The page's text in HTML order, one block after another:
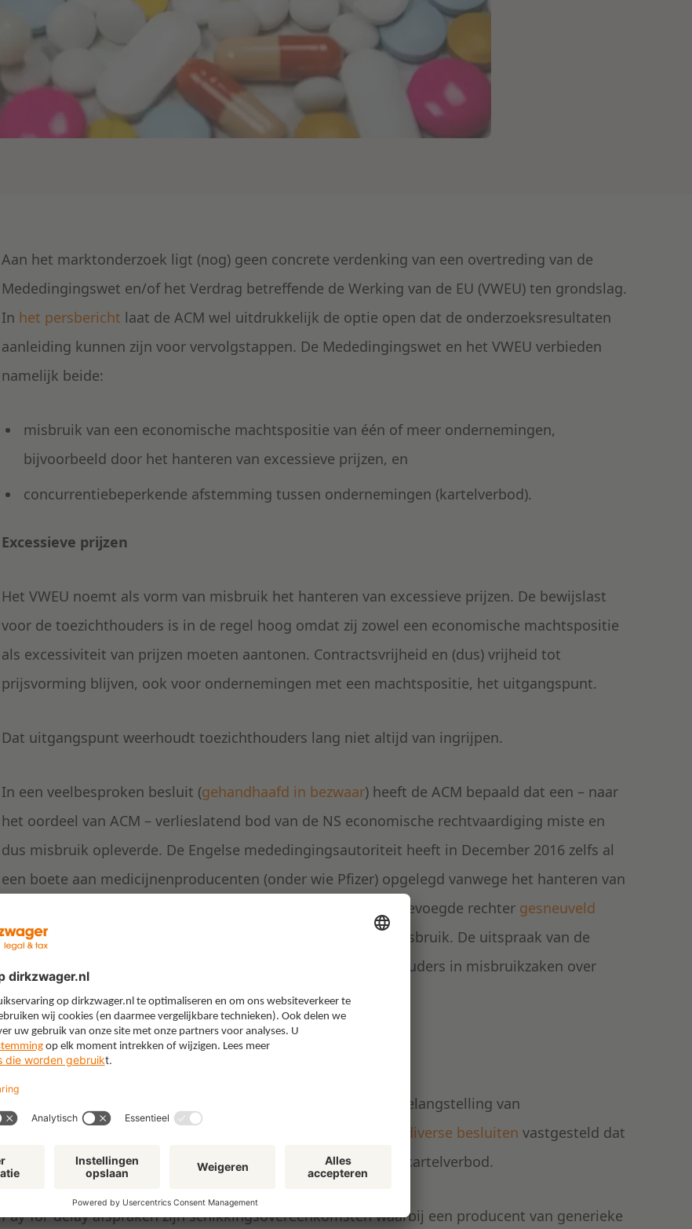
Aan het marktonderzoek ligt (nog) geen concrete verdenking van een overtreding van de
Mededingingswet en/of het Verdrag betreffende de Werking van de EU (VWEU) ten grondslag.
In het persbericht laat de ACM wel uitdrukkelijk de optie open dat de onderzoeksresultaten
aanleiding kunnen zijn voor vervolgstappen. De Mededingingswet en het VWEU verbieden
namelijk beide:
misbruik van een economische machtspositie van één of meer ondernemingen,
bijvoorbeeld door het hanteren van excessieve prijzen, en
concurrentiebeperkende afstemming tussen ondernemingen (kartelverbod).
Excessieve prijzen
Het VWEU noemt als vorm van misbruik het hanteren van excessieve prijzen. De bewijslast
voor de toezichthouders is in de regel hoog omdat zij zowel een economische machtspositie
als excessiviteit van prijzen moeten aantonen. Contractsvrijheid en (dus) vrijheid tot
prijsvorming blijven, ook voor ondernemingen met een machtspositie, het uitgangspunt.
Dat uitgangspunt weerhoudt toezichthouders lang niet altijd van ingrijpen.
In een veelbesproken besluit (gehandhaafd in bezwaar) heeft de ACM bepaald dat een – naar
het oordeel van ACM – verlieslatend bod van de NS economische rechtvaardiging miste en
dus misbruik opleverde. De Engelse mededingingsautoriteit heeft in December 2016 zelfs al
een boete aan medicijnenproducenten (onder wie Pfizer) opgelegd vanwege het hanteren van
excessieve prijzen. Op 7 juni 2018 is dat boetebesluit bij de bevoegde rechter gesneuveld
vanwege een onvoldoende motivering van het (beweerde) misbruik. De uitspraak van de
Engelse rechter bevestigt de hoge bewijslast voor toezichthouders in misbruikzaken over
(excessief) prijsbeleid.
Pay-for-delay schikkingsovereenkomsten
Niet alleen eenzijdig handelen van farmaceuten staat in de belangstelling van
diverse besluiten vastgesteld dat
pay-for-delay overeenkomsten strijdig (kunnen) zijn met het kartelverbod.
Pay-for-delay afspraken zijn schikkingsovereenkomsten waarbij een producent van generieke